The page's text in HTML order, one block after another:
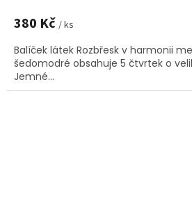
380 Kč / ks
Balíček látek Rozbřesk v harmonii
šedomodré obsahuje 5 čtvrtek o
Jemné...